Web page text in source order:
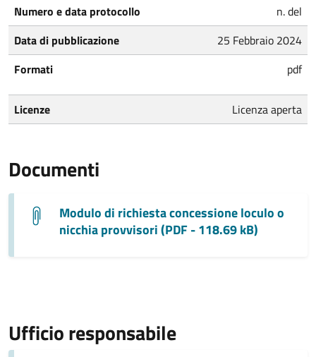
Numero e data protocollo
n. del
Data di pubblicazione
25 Febbraio 2024
Formati
pdf
Licenze Licenza aperta
Documenti
Modulo di richiesta concessione loculo o
nicchia provvisori (PDF - 118.69 kB)
Ufficio responsabile